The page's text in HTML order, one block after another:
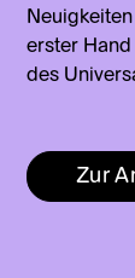
erster
des
Zur